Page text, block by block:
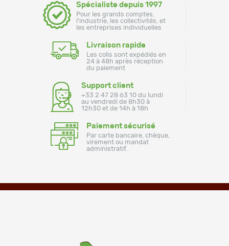
Spécialiste depuis 1997
Pour les grands comptes,
l'industrie, les collectivités, et
les entreprises individuelles
Livraison rapide
Les colis sont expédiés en
24 à 48h après réception
du paiement
Support client
+33 2 47 28 63 10 du lundi
au vendredi de 8h30 à
12h30 et de 14h à 18h
Paiement sécurisé
Par carte bancaire, chèque,
virement ou mandat
administratif.